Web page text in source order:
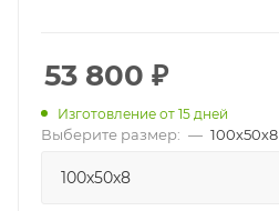
53 800 ₽
Изготовление от 15 дней
Выберите размер: — 100х50х8